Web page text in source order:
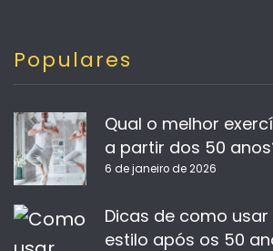
Populares
Qual o melhor
a partir dos 50
6 de janeiro de 2026
Dicas de como
estilo após os 50